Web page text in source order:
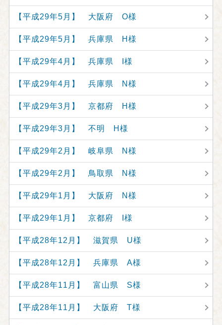
【平成29年5月】 大阪府 O様
【平成29年5月】 兵庫県 H様
【平成29年4月】 兵庫県 I様
【平成29年4月】 兵庫県 N様
【平成29年3月】 京都府 H様
【平成29年3月】 不明 H様
【平成29年2月】 岐阜県 N様
【平成29年2月】 鳥取県 N様
【平成29年1月】 大阪府 N様
【平成29年1月】 京都府 I様
【平成28年12月】 滋賀県 U様
【平成28年12月】 兵庫県 A様
【平成28年11月】 富山県 S様
【平成28年11月】 大阪府 T様